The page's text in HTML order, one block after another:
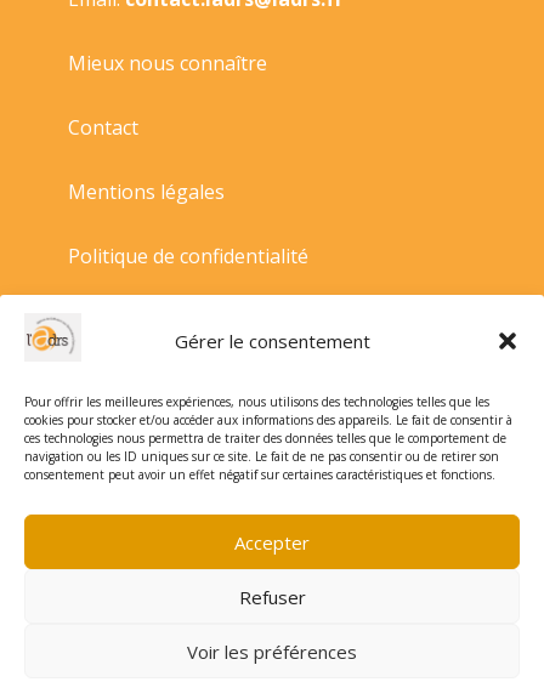
Gérer le consentement
Pour offrir les meilleures expériences, nous utilisons des technologies telles que les
cookies pour stocker et/ou accéder aux informations des appareils. Le fait de consentir à
ces technologies nous permettra de traiter des données telles que le comportement de
navigation ou les ID uniques sur ce site. Le fait de ne pas consentir ou de retirer son
consentement peut avoir un effet négatif sur certaines caractéristiques et fonctions.
Accepter
Refuser
Voir les préférences
Mieux nous connaître
Contact
Mentions légales
Politique de confidentialité
Politique de cookies